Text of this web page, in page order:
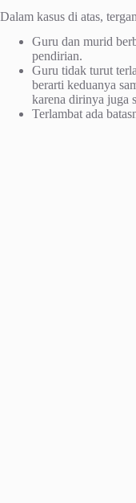
Dalam kasus di atas,
Guru dan murid
pendirian.
Guru tidak turut
berarti keduanya
karena dirinya juga
Terlambat ada